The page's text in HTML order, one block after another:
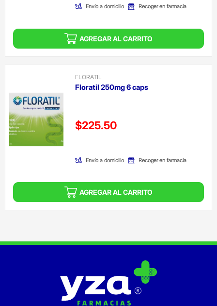
Envío a domicilio Recoger en farmacia
AGREGAR AL CARRITO
FLORATIL
Floratil 250mg 6 caps
Precio reducido de
$225.50
Envío a domicilio Recoger en farmacia
AGREGAR AL CARRITO